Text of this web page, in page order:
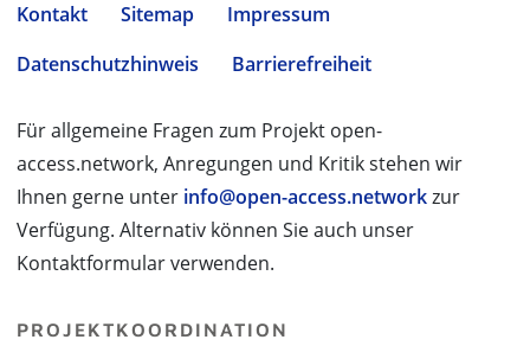
Kontakt Sitemap
Impressum
Datenschutzhinweis
Barrierefreiheit
Für allgemeine Fragen zum Projekt open-
access.network, Anregungen und Kritik stehen wir
Ihnen gerne unter info@open-access.networkzur
Verfügung. Alternativ können Sie auch unser
Kontaktformular verwenden.
PROJEKTKOORDINATION